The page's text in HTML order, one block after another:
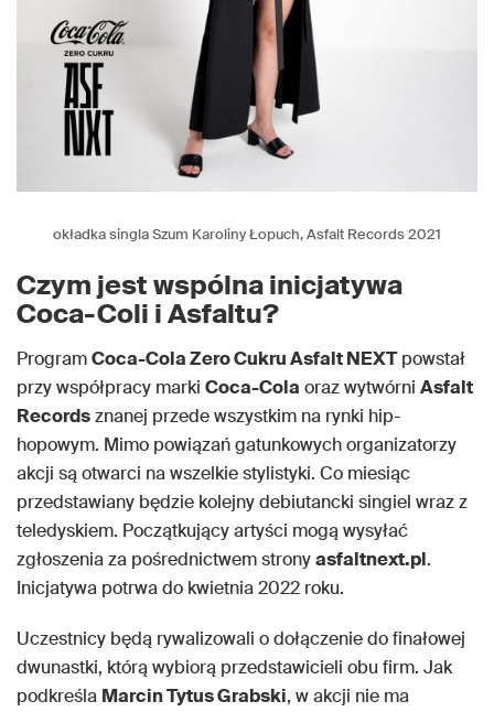
okładka singla Szum Karoliny Łopuch, Asfalt Records 2021
Czym jest wspólna inicjatywa
Coca-Coli i Asfaltu?
ProgramCoca-Cola Zero Cukru Asfalt NEXTpowstał
przy współpracy marki Coca-Cola oraz wytwórni Asfalt
Recordsznanej przede wszystkim na rynki hip-
hopowym. Mimo powiązań gatunkowych organizatorzy
akcji są otwarci na wszelkie stylistyki. Co miesiąc
przedstawiany będzie kolejny debiutancki singiel wraz z
teledyskiem. Początkujący artyści mogą wysyłać
zgłoszenia za pośrednictwem stronyasfaltnext.pl.
Inicjatywa potrwa do kwietnia 2022 roku.
Uczestnicy będą rywalizowali o dołączenie do finałowej
dwunastki, którą wybiorą przedstawicieli obu firm. Jak
podkreśla Marcin Tytus Grabski, w akcji nie ma